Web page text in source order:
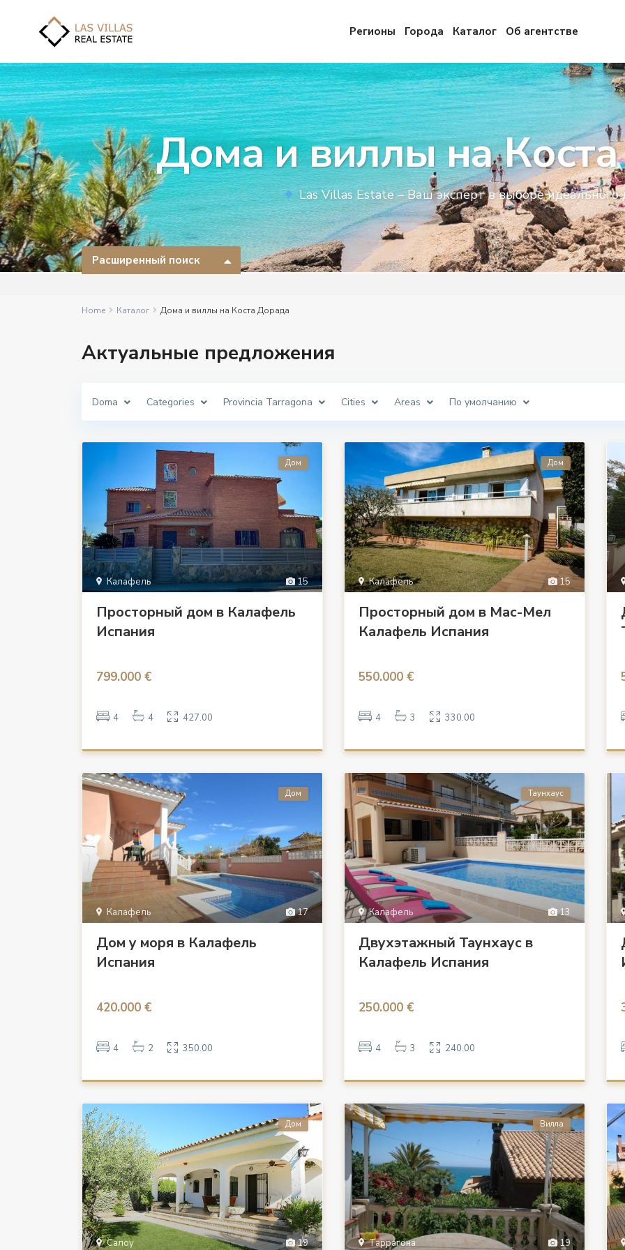
Регионы Города Каталог Об агентстве
Дома и виллы на
Las Villas Estate – Ваш эксперт в выборе идеального
Расширенный поиск
Home Каталог Дома и виллы на Коста Дорада
Актуальные предложения
Doma Categories Provincia Tarragona Cities Areas По умолчанию
15
Калафель
Дом
Просторный дом в Калафель
Испания
799.000 €
4 4 427.00
15
Калафель
Дом
Просторный дом в Мас-Мел
Калафель Испания
550.000 €
4 3 330.00
17
Калафель
Дом
Дом у моря в Калафель
Испания
420.000 €
4 2 350.00
13
Калафель
Таунхаус
Двухэтажный Таунхаус в
Калафель Испания
250.000 €
4 3 240.00
19
Салоу
Дом
19
Таррагона
Вилла